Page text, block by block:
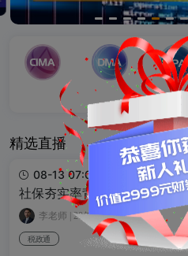
精选直播
08-13 07:00
社保夯实率背景下的风控与
李老师 20年+财税实务工作
税政通